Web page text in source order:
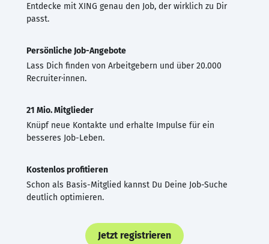
Entdecke mit XING genau den Job, der wirklich zu Dir
passt.
Persönliche Job-Angebote
Lass Dich finden von Arbeitgebern und über 20.000
Recruiter·innen.
21 Mio. Mitglieder
Knüpf neue Kontakte und erhalte Impulse für ein
besseres Job-Leben.
Kostenlos profitieren
Schon als Basis-Mitglied kannst Du Deine Job-Suche
deutlich optimieren.
Jetzt registrieren